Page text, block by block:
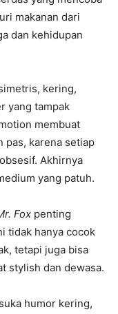
makanan dari
dan kehidupan
kering,
yang tampak
membuat
pas, karena setiap
Akhirnya
yang patuh.
Fox penting
tidak hanya cocok
tetapi juga bisa
stylish dan dewasa.
humor kering,